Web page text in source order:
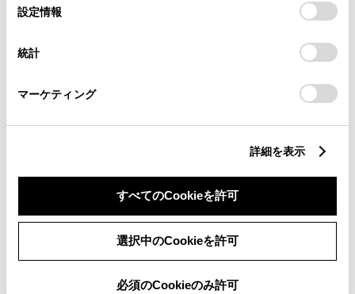
デバイスにすべてのCookie(クッキー)が保存されることに同
意したことになります。Cookie(クッキー)のオプトアウト、
設定の変更、同意を撤回したりするにあたっては、当社の
「Cookie（クッキー）情報の取り扱いについて
」をご覧くだ
設定情報
統計
マーケティング
詳細を表示
すべてのCookieを許可
選択中のCookieを許可
必須のCookieのみ許可
バックモニター
エアバッグ
※ グレードや予防安全装置の設定によって同じ車種でも安全運転サポー
※ 予防安全装置の各機能の作動には、速度や対象物等の条件がありま
す。また、道路状況、車両状態、天候等により作動しない場合があり
ます。詳しくは、販売店スタッフにおたずねください。
※ 予防安全装置はドライバーの安全運転を支援するためのものです。機